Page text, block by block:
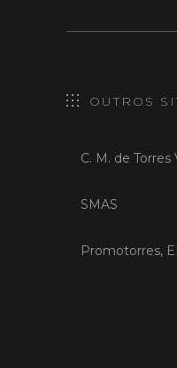
OUTROS
C. M. de Torres
SMAS
Promotorres,